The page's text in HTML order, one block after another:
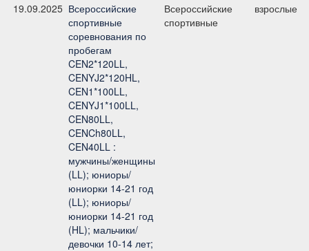
19.09.2025 Всероссийские
спортивные
соревнования по
пробегам
CEN2*120LL,
CENYJ2*120HL,
CEN1*100LL,
CENYJ1*100LL,
CEN80LL,
CENCh80LL,
CEN40LL :
мужчины/женщины
(LL); юниоры/
юниорки 14-21 год
(LL); юниоры/
юниорки 14-21 год
(HL); мальчики/
девочки 10-14 лет;
Всероссийские
спортивные
взрослые